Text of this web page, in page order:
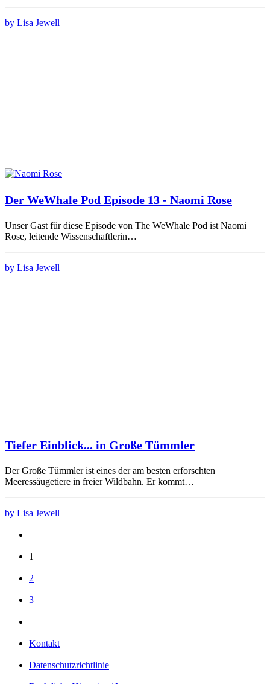
by Lisa Jewell
Der WeWhale Pod Episode 13 - Naomi Rose
Unser Gast für diese Episode von The WeWhale Pod ist Naomi
Rose, leitende Wissenschaftlerin…
by Lisa Jewell
Tiefer Einblick... in Große Tümmler
Der Große Tümmler ist eines der am besten erforschten
Meeressäugetiere in freier Wildbahn. Er kommt…
by Lisa Jewell
1
2
3
Kontakt
Datenschutzrichtlinie